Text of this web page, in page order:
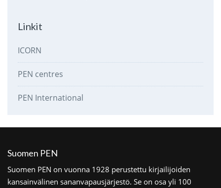
Linkit
ICORN
PEN centres
PEN International
Suomen PEN
Suomen PEN on vuonna 1928 perustettu kirjailijoiden
kansainvälinen sananvapausjärjestö. Se on osa yli 100